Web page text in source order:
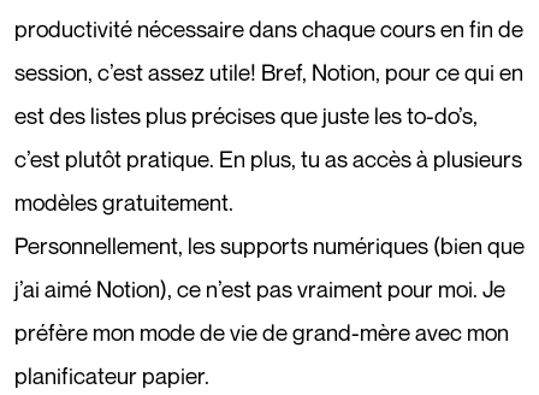
productivité nécessaire dans chaque cours en fin de
session, c’est assez utile! Bref, Notion, pour ce qui en
est des listes plus précises que juste les to-do’s,
c’est plutôt pratique. En plus, tu as accès à plusieurs
modèles gratuitement.
Personnellement, les supports numériques (bien que
j’ai aimé Notion), ce n’est pas vraiment pour moi. Je
préfère mon mode de vie de grand-mère avec mon
planificateur papier.